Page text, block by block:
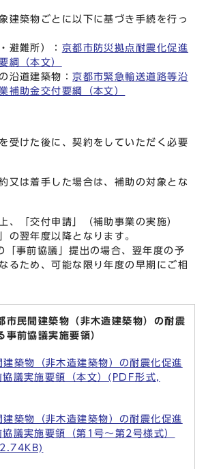
建築物ごとに以下に基づき手続を行っ
避難所）： 京都市防災拠点耐震化促進
綱（本文）
沿道建築物：京都市緊急輸送道路等沿
補助金交付要綱（本文）
受けた後に、契約をしていただく必要
又は着手した場合は、補助の対象とな
、「交付申請」（補助事業の実施）
の翌年度以降となります。
「事前協議」提出の場合、翌年度の予
るため、可能な限り年度の早期にご相
市民間建築物（非木造建築物）の耐震
事前協議実施要領）
建築物（非木造建築物）の耐震化促進
協議実施要領（本文）(PDF形式,
建築物（非木造建築物）の耐震化促進
議実施要領（第1号～第2号様式）